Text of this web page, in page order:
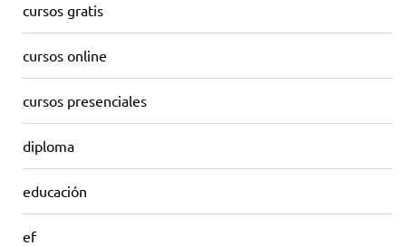
cursos gratis
cursos online
cursos presenciales
diploma
educación
ef